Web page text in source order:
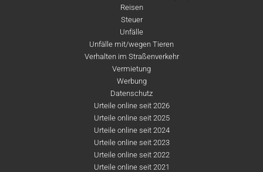
Reisen
Steuer
Unfälle
Unfälle mit/wegen Tieren
Verhalten im Straßenverkehr
Vermietung
Werbung
Datenschutz
Urteile online seit 2026
Urteile online seit 2025
Urteile online seit 2024
Urteile online seit 2023
Urteile online seit 2022
Urteile online seit 2021